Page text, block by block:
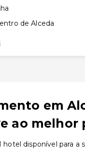
de Alceda
em
ao melhor
hotel disponível para a